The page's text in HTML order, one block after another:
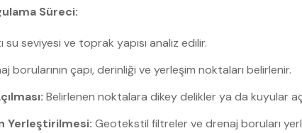
Süreci:
su seviyesi ve toprak yapısı analiz edilir.
borularının çapı, derinliği ve yerleşim noktaları belirlenir.
Belirlenen noktalara dikey delikler ya da kuyular
Yerleştirilmesi: Geotekstil filtreler ve drenaj boruları